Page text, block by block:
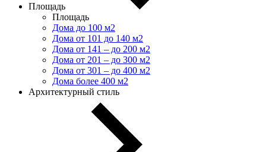
Площадь
Площадь
Дома до 100 м2
Дома от 101 до 140 м2
Дома от 141 – до 200 м2
Дома от 201 – до 300 м2
Дома от 301 – до 400 м2
Дома более 400 м2
Архитектурный стиль